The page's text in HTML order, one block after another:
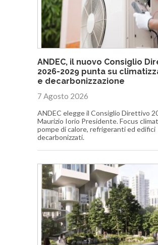
ANDEC, il nuovo Consiglio
2026-2029 punta su
e decarbonizzazione
7 Agosto 2026
ANDEC elegge il Consiglio Direttivo
Maurizio Iorio Presidente. Focus
pompe di calore, refrigeranti ed edifici
decarbonizzati.